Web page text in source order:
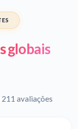
globais
211 avaliações